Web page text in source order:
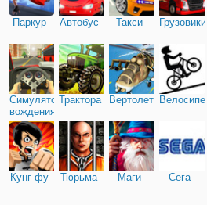
Паркур Автобус Такси Грузовики
Симулятор
вождения
Трактора ВертолетыВелосипед
Кунг фу Тюрьма Маги Сега